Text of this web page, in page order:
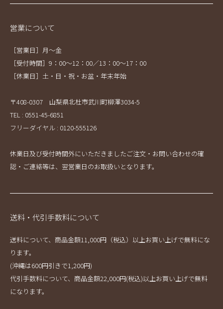
営業について
［営業日］月～金
［受付時間］9：00～12：00／13：00～17：00
［休業日］土・日・祝・お盆・年末年始
〒408-0307 山梨県北杜市武川町柳澤3034-5
TEL : 0551-45-6851
フリーダイヤル : 0120-555126
休業日及び受付時間外にいただきましたご注文・お問い合わせの確
認・ご連絡等は、翌営業日のお取扱いとなります。
送料・代引手数料について
送料について、商品金額11,000円（税込）以上お買い上げで無料にな
ります。
(沖縄は600円引きで1,200円)
代引手数料について、商品金額22,000円(税込)以上お買い上げで無料
になります。